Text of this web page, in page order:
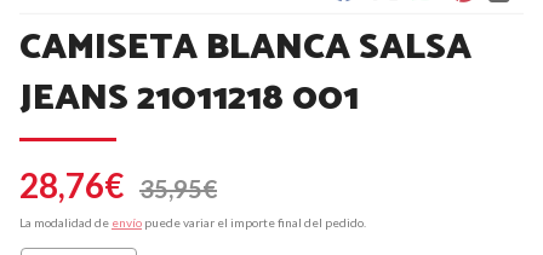
CAMISETA BLANCA SALSA
JEANS 21011218 001
28,76€ 35,95€
La modalidad de envío puede variar el importe final del pedido.